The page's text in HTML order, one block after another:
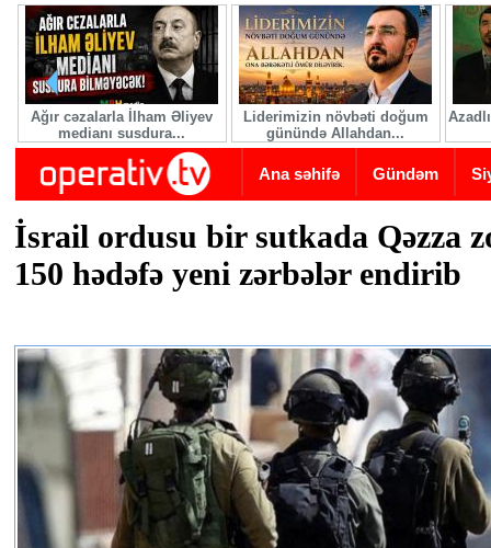
Skip to main content
Ağır cəzalarla İlham Əliyev
medianı susdura...
Liderimizin növbəti doğum
günündə Allahdan...
Ana səhifə Gündəm
İsrail ordusu bir sutkada Qəzza
150 hədəfə yeni zərbələr endirib